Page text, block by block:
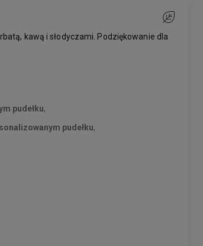
kawą i słodyczami. Podziękowanie dla
pudełku,
pudełku,
Do